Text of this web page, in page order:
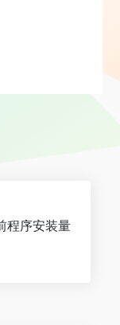
程序安装量